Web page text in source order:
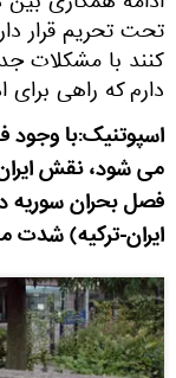
تحت تحریم قرار
کنند با مشکلات
دارم که راهی برای
اسپوتنیک:با وجود
می شود، نقش
فصل بحران سوریه
ایران-ترکیه)